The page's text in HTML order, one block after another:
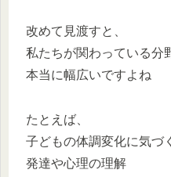
改めて見渡すと、
私たちが関わっている分
本当に幅広いですよね
たとえば、
子どもの体調変化に気づ
発達や心理の理解